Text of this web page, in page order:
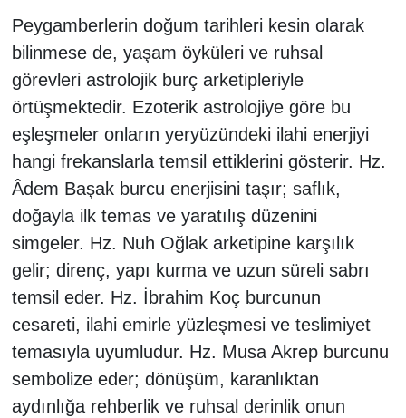
Peygamberlerin doğum tarihleri kesin olarak
bilinmese de, yaşam öyküleri ve ruhsal
görevleri astrolojik burç arketipleriyle
örtüşmektedir. Ezoterik astrolojiye göre bu
eşleşmeler onların yeryüzündeki ilahi enerjiyi
hangi frekanslarla temsil ettiklerini gösterir. Hz.
Âdem Başak burcu enerjisini taşır; saflık,
doğayla ilk temas ve yaratılış düzenini
simgeler. Hz. Nuh Oğlak arketipine karşılık
gelir; direnç, yapı kurma ve uzun süreli sabrı
temsil eder. Hz. İbrahim Koç burcunun
cesareti, ilahi emirle yüzleşmesi ve teslimiyet
temasıyla uyumludur. Hz. Musa Akrep burcunu
sembolize eder; dönüşüm, karanlıktan
aydınlığa rehberlik ve ruhsal derinlik onun